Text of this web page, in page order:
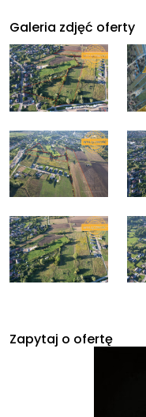
Galeria zdjęć oferty
Zapytaj o ofertę